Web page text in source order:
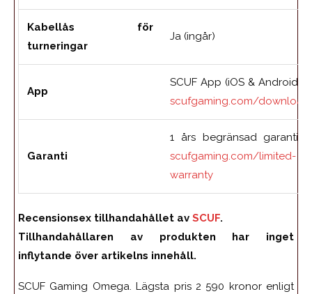
Kabellås för
turneringar
Ja (ingår)
App
SCUF App (iOS & Android)
scufgaming.com/
Garanti
1 års begränsad garanti
scufgaming.com/limited-
warranty
Recensionsex tillhandahållet av SCUF.
Tillhandahållaren av produkten har inget
inflytande över artikelns innehåll.
SCUF Gaming Omega. Lägsta pris 2 590 kronor enligt